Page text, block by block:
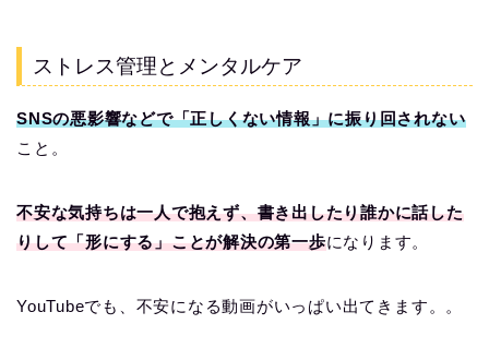
ストレス管理とメンタルケア
SNSの悪影響などで「正しくない情報」に振り回されない
こと。
不安な気持ちは一人で抱えず、書き出したり誰かに話した
りして「形にする」ことが解決の第一歩になります。
YouTubeでも、不安になる動画がいっぱい出てきます。。